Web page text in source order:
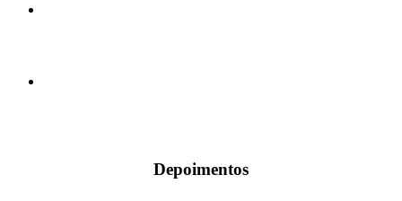
Depoimentos